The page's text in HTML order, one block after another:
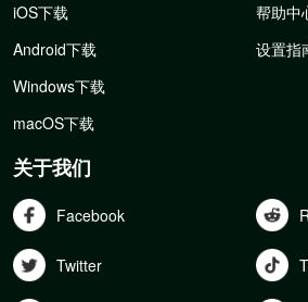
iOS下载
Android下载
Windows下载
macOS下载
帮助中
设置指
关于我们
Facebook
Twitter